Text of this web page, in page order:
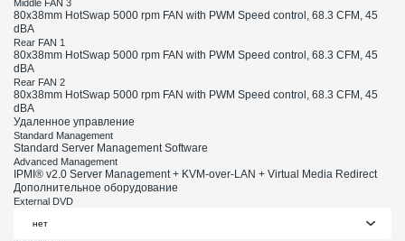
Middle FAN 3
80х38mm HotSwap 5000 rpm FAN with PWM Speed control, 68.3 CFM, 45
dBA
Rear FAN 1
80х38mm HotSwap 5000 rpm FAN with PWM Speed control, 68.3 CFM, 45
dBA
Rear FAN 2
80х38mm HotSwap 5000 rpm FAN with PWM Speed control, 68.3 CFM, 45
dBA
Удаленное управление
Standard Management
Standard Server Management Software
Advanced Management
IPMI® v2.0 Server Management + KVM-over-LAN + Virtual Media Redirect
Дополнительное оборудование
External DVD